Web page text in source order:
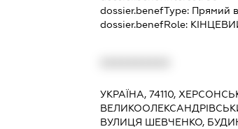
dossier.benefType: Прямий
dossier.benefRole:
УКРАЇНА, 74110,
ВУЛИЦЯ ШЕВЧЕНКО,